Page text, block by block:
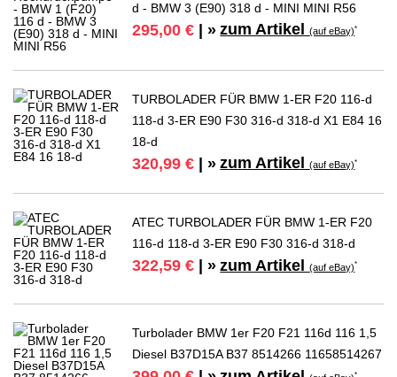
d - BMW 3 (E90) 318 d - MINI MINI R56
295,00 € | » zum Artikel(auf eBay)*
TURBOLADER FÜR BMW 1-ER F20 116-d
118-d 3-ER E90 F30 316-d 318-d X1 E84 16
18-d
320,99 € | » zum Artikel(auf eBay)*
ATEC TURBOLADER FÜR BMW 1-ER F20
116-d 118-d 3-ER E90 F30 316-d 318-d
322,59 € | » zum Artikel(auf eBay)*
Turbolader BMW 1er F20 F21 116d 116 1,5
Diesel B37D15A B37 8514266 11658514267
*